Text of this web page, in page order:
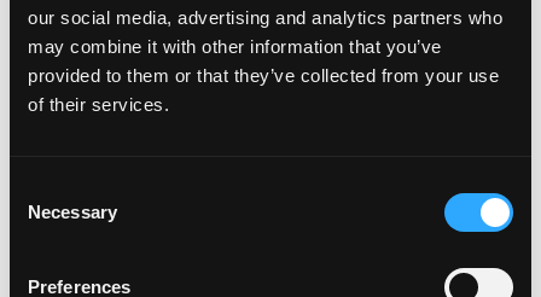
our social media, advertising and analytics partners who
may combine it with other information that you’ve
provided to them or that they’ve collected from your use
of their services.
Selection
Necessary
Preferences
1. Tu tarjeta física
llegar, pero puedes
usar las virtuales de
inmediato